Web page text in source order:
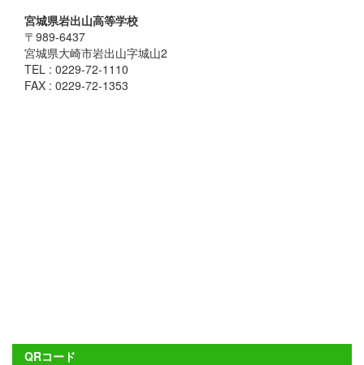
宮城県岩出山高等学校
〒989-6437
宮城県大崎市岩出山字城山2
TEL : 0229-72-1110
FAX : 0229-72-1353
QRコード